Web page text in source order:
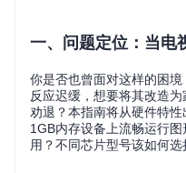
一、问题定位：当电
你是否也曾面对这样的困
反应迟缓，想要将其改造
劝退？本指南将从硬件特
1GB内存设备上流畅运行
用？不同芯片型号该如何选